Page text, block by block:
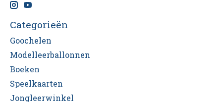
Categorieën
Goochelen
Modelleerballonnen
Boeken
Speelkaarten
Jongleerwinkel